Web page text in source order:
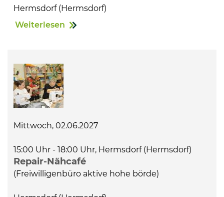
Hermsdorf (Hermsdorf)
Weiterlesen
Mittwoch, 02.06.2027
15:00 Uhr - 18:00 Uhr, Hermsdorf (Hermsdorf)
Repair-Nähcafé
(Freiwilligenbüro aktive hohe börde)